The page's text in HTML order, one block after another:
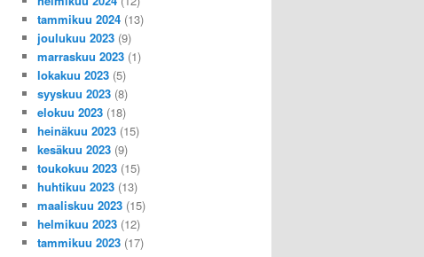
tammikuu 2024 (13)
joulukuu 2023 (9)
marraskuu 2023 (1)
lokakuu 2023 (5)
syyskuu 2023 (8)
elokuu 2023 (18)
heinäkuu 2023 (15)
kesäkuu 2023 (9)
toukokuu 2023 (15)
huhtikuu 2023 (13)
maaliskuu 2023 (15)
helmikuu 2023 (12)
tammikuu 2023 (17)